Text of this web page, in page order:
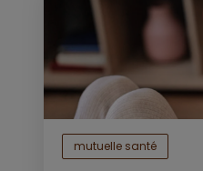
mutuelle santé